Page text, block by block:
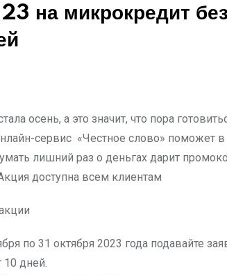
на микрокредит
сервис «Честное слово» поможет в
лишний раз о деньгах дарит
доступна всем клиентам
по 31 октября 2023 года подавайте
10 дней.